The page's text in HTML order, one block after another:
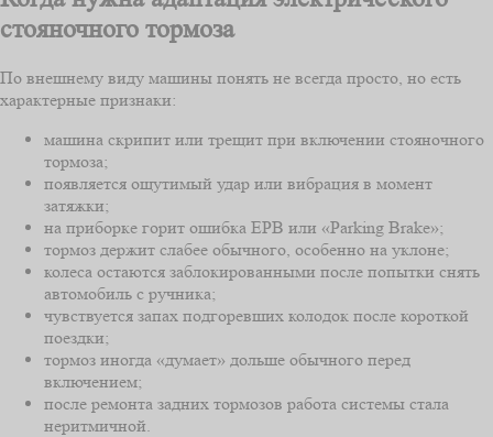
стояночного тормоза
По внешнему виду машины понять не всегда просто, но есть
характерные признаки:
машина скрипит или трещит при включении стояночного
тормоза;
появляется ощутимый удар или вибрация в момент
затяжки;
на приборке горит ошибка EPB или «Parking Brake»;
тормоз держит слабее обычного, особенно на уклоне;
колеса остаются заблокированными после попытки снять
автомобиль с ручника;
чувствуется запах подгоревших колодок после короткой
поездки;
тормоз иногда «думает» дольше обычного перед
включением;
после ремонта задних тормозов работа системы стала
неритмичной.